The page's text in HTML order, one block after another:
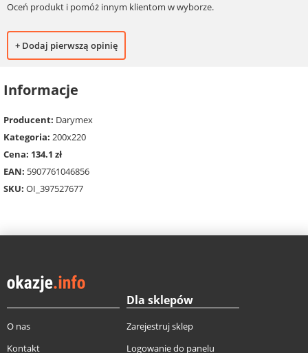
Oceń produkt i pomóż innym klientom w wyborze.
+ Dodaj pierwszą opinię
Informacje
Producent: Darymex
Kategoria: 200x220
Cena: 134.1 zł
EAN: 5907761046856
SKU: OI_397527677
O nas
Kontakt
Dla sklepów
Zarejestruj sklep
Logowanie do panelu